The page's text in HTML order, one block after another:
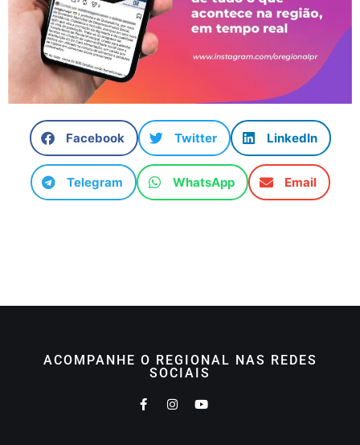
Facebook Twitter LinkedIn
Telegram WhatsApp Email
ACOMPANHE O REGIONAL NAS REDES
SOCIAIS